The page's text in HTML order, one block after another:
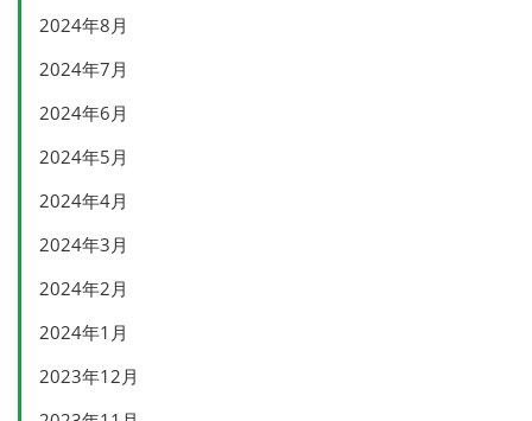
2024年8月
2024年7月
2024年6月
2024年5月
2024年4月
2024年3月
2024年2月
2024年1月
2023年12月